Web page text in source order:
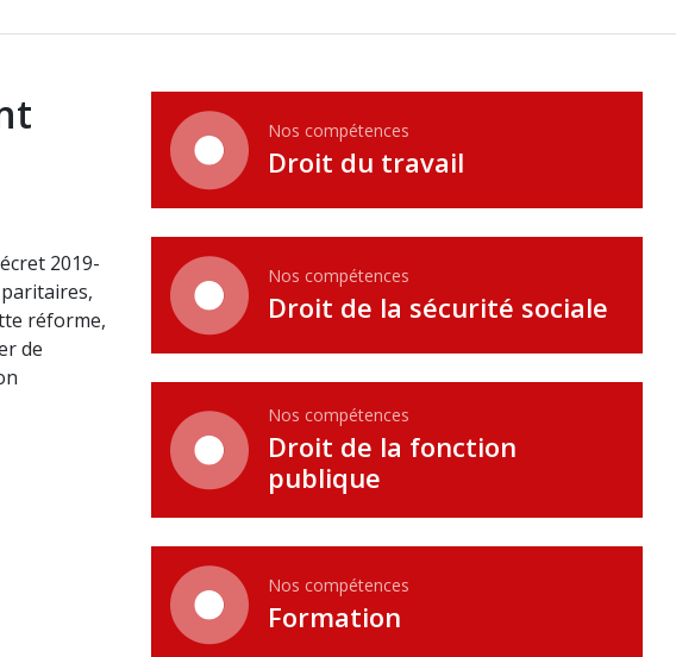
2019-
réforme,
de
Nos compétences
Droit du travail
Nos compétences
Droit de la sécurité sociale
Nos compétences
Droit de la fonction
publique
Nos compétences
Formation